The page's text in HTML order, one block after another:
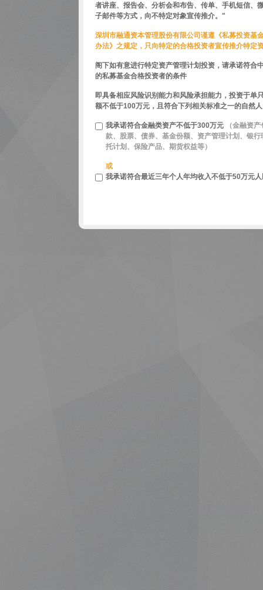
者讲座、报告会、分析会和布告、传单、手机短信、
子邮件等方式，向不特定对象宣传推介。"
深圳市融通资本管理股份有限公司谨遵《私募投资基
办法》之规定，只向特定的合格投资者宣传推介特定
阁下如有意进行特定资产管理计划投资，请承诺符合
的私募基金合格投资者的条件
即具备相应风险识别能力和风险承担能力，投资于单
额不低于100万元，且符合下列相关标准之一的自然
我承诺符合金融类资产不低于300万元
（金融资
款、股票、债券、基金份额、资产管理计划、银行
托计划、保险产品、期货权益等）
或
我承诺符合最近三年个人年均收入不低于50万元